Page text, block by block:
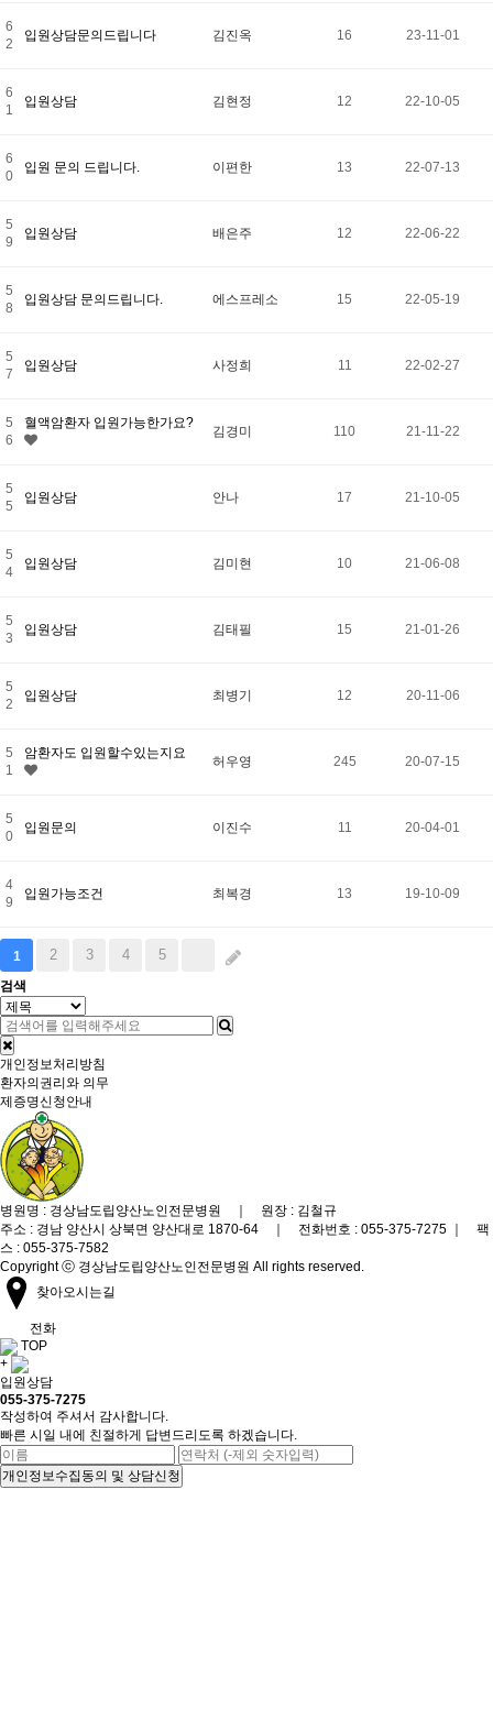
6
2
입원상담문의드립니다 김진옥 16 23-11-01
6
1
입원상담 김현정 12 22-10-05
6
0
입원 문의 드립니다. 이편한 13 22-07-13
5
9
입원상담 배은주 12 22-06-22
5
8
입원상담 문의드립니다. 에스프레소 15 22-05-19
5
7
입원상담 사정희 11 22-02-27
5
6
혈액암환자 입원가능한가요?
김경미 110 21-11-22
5
5
입원상담 안나 17 21-10-05
5
4
입원상담 김미현 10 21-06-08
5
3
입원상담 김태필 15 21-01-26
5
2
입원상담 최병기 12 20-11-06
5
1
암환자도 입원할수있는지요
허우영 245 20-07-15
5
0
입원문의 이진수 11 20-04-01
4
9
입원가능조건 최복경 13 19-10-09
1 2 3 4 5
검색
개인정보처리방침
환자의권리와 의무
제증명신청안내
병원명 : 경상남도립양산노인전문병원 ｜ 원장 : 김철규
주소 : 경남 양산시 상북면 양산대로 1870-64 ｜ 전화번호 : 055-375-7275 ｜ 팩
스 : 055-375-7582
Copyright ⓒ 경상남도립양산노인전문병원 All rights reserved.
찾아오시는길
전화
TOP
+
입원상담
055-375-7275
작성하여 주셔서 감사합니다.
빠른 시일 내에 친절하게 답변드리도록 하겠습니다.
개인정보수집동의 및 상담신청